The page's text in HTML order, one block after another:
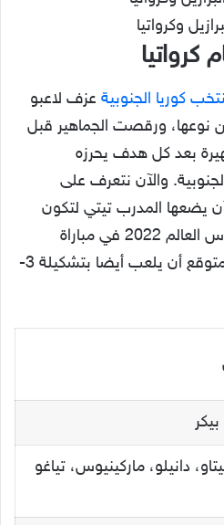
وكرواتيا
كرواتيا
كوريا الجنوبية عزف لاعبو
نوعها، ورقصت الجماهير قبل
بعد كل هدف يحرزه
والآن نتعرف على
يضعها المدرب تيتي لتكون
مدخله إلى المربع الذهبي كأس العالم 2022 في مباراة
البرازيل ضد كرواتيا. ومن المتوقع أن يلعب أيضا بتشكيلة 3-
دانيلو، ماركينيوس، تياغو